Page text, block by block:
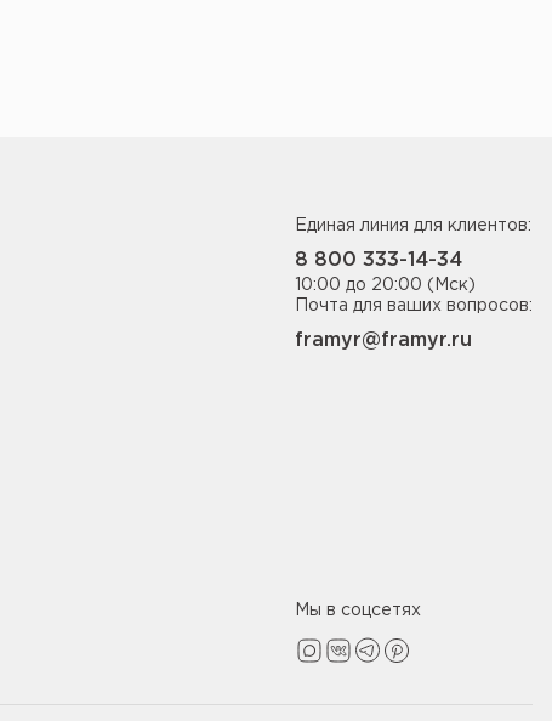
Единая линия для клиентов:
8 800 333-14-34
10:00 до 20:00 (Мск)
Почта для ваших вопросов:
framyr@framyr.ru
Мы в соцсетях